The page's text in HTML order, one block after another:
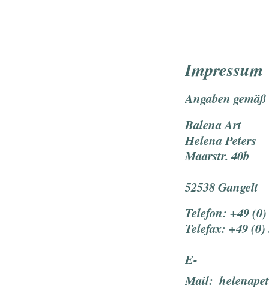
Impressum
Angaben
Balena Art
Helena Peters
Maarstr. 40b
52538 Gangelt
Telefon: +49
Telefax: +49 (0)
E-
Mail: